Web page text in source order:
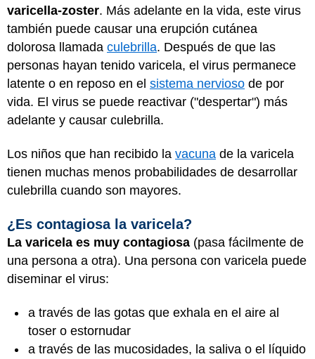
varicella-zoster. Más adelante en la vida, este virus
también puede causar una erupción cutánea
dolorosa llamada culebrilla. Después de que las
personas hayan tenido varicela, el virus permanece
latente o en reposo en el sistema nervioso de por
vida. El virus se puede reactivar ("despertar") más
adelante y causar culebrilla.
Los niños que han recibido la vacuna de la varicela
tienen muchas menos probabilidades de desarrollar
culebrilla cuando son mayores.
¿Es contagiosa la varicela?
La varicela es muy contagiosa (pasa fácilmente de
una persona a otra). Una persona con varicela puede
diseminar el virus:
a través de las gotas que exhala en el aire al
toser o estornudar
a través de las mucosidades, la saliva o el líquido